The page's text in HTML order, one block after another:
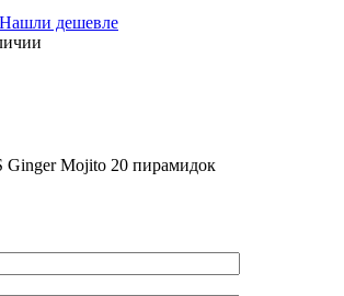
Нашли дешевле
Ginger Mojito 20 пирамидок